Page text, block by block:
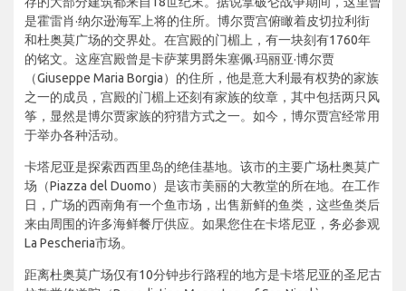
是霍雷肖·纳尔逊海军上将的住所。博尔贾宫俯瞰着皮切拉利街
和杜奥莫广场的交界处。在宫殿的门楣上，有一块刻有1760年
的铭文。这座宫殿曾是卡萨莱男爵朱塞佩·玛丽亚·博尔贾
（Giuseppe Maria Borgia）的住所，他是意大利最有权势的家族
之一的成员，宫殿的门楣上还刻有家族的纹章，其中包括两只风
筝，显然是博尔贾家族的狩猎方式之一。如今，博尔贾宫经常用
于举办各种活动。
卡塔尼亚是探索西西里岛的绝佳基地。该市的主要广场杜奥莫广
场（Piazza del Duomo）是该市美丽的大教堂的所在地。在工作
日，广场的西南角有一个鱼市场，出售新鲜的鱼类，这些鱼类后
来由周围的许多海鲜餐厅供应。如果您住在卡塔尼亚，务必参观
La Pescheria市场。
距离杜奥莫广场仅有10分钟步行路程的地方是卡塔尼亚的圣尼古